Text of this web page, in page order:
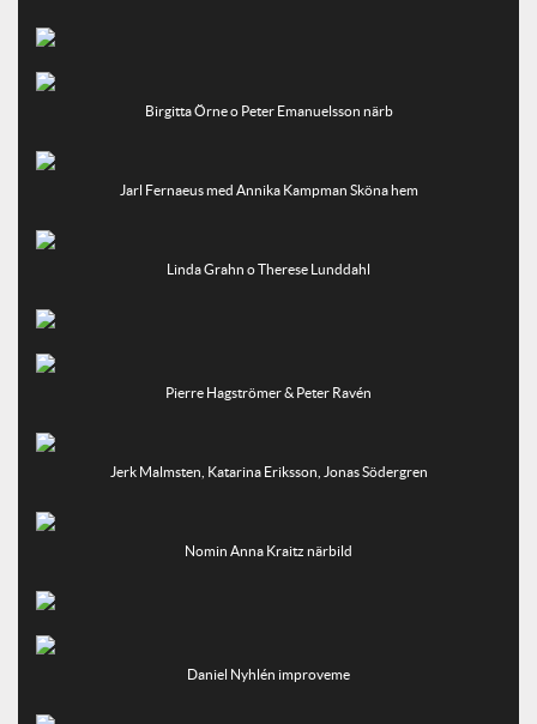
Birgitta Örne o Peter Emanuelsson närb
Jarl Fernaeus med Annika Kampman Sköna hem
Linda Grahn o Therese Lunddahl
Pierre Hagströmer & Peter Ravén
Jerk Malmsten, Katarina Eriksson, Jonas Södergren
Nomin Anna Kraitz närbild
Daniel Nyhlén improveme